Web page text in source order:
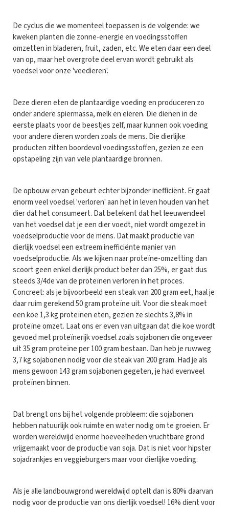
De cyclus die we momenteel toepassen is de volgende: we
kweken planten die zonne-energie en voedingsstoffen
omzetten in bladeren, fruit, zaden, etc. We eten daar een deel
van op, maar het overgrote deel ervan wordt gebruikt als
voedsel voor onze 'veedieren'.
Deze dieren eten de plantaardige voeding en produceren zo
onder andere spiermassa, melk en eieren. Die dienen in de
eerste plaats voor de beestjes zelf, maar kunnen ook voeding
voor andere dieren worden zoals de mens. Die dierlijke
producten zitten boordevol voedingsstoffen, gezien ze een
opstapeling zijn van vele plantaardige bronnen.
De opbouw ervan gebeurt echter bijzonder inefficiënt. Er gaat
enorm veel voedsel 'verloren' aan het in leven houden van het
dier dat het consumeert. Dat betekent dat het leeuwendeel
van het voedsel dat je een dier voedt, niet wordt omgezet in
voedselproductie voor de mens. Dat maakt productie van
dierlijk voedsel een extreem inefficiënte manier van
voedselproductie. Als we kijken naar proteïne-omzetting dan
scoort geen enkel dierlijk product beter dan 25%, er gaat dus
steeds 3/4de van de proteïnen verloren in het proces.
Concreet: als je bijvoorbeeld een steak van 200 gram eet, haal je
daar ruim gerekend 50 gram proteïne uit. Voor die steak moet
een koe 1,3 kg proteïnen eten, gezien ze slechts 3,8% in
proteïne omzet. Laat ons er even van uitgaan dat die koe wordt
gevoed met proteïnerijk voedsel zoals sojabonen die ongeveer
uit 35 gram proteïne per 100 gram bestaan. Dan heb je ruwweg
3,7 kg sojabonen nodig voor die steak van 200 gram. Had je als
mens gewoon 143 gram sojabonen gegeten, je had evenveel
proteïnen binnen.
Dat brengt ons bij het volgende probleem: die sojabonen
hebben natuurlijk ook ruimte en water nodig om te groeien. Er
worden wereldwijd enorme hoeveelheden vruchtbare grond
vrijgemaakt voor de productie van soja. Dat is niet voor hipster
sojadrankjes en veggieburgers maar voor dierlijke voeding.
Als je alle landbouwgrond wereldwijd optelt dan is 80% daarvan
nodig voor de productie van ons dierlijk voedsel! 16% dient voor